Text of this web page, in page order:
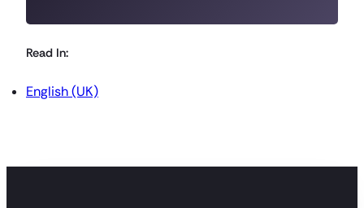
Read In:
English (UK)